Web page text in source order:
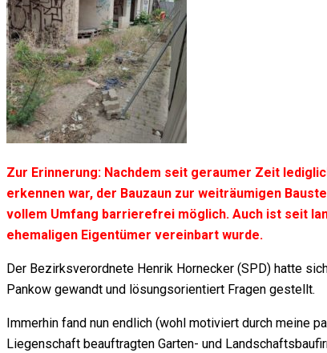
Zur Erinnerung: Nachdem seit geraumer Zeit
erkennen war, der Bauzaun zur weiträumigen
vollem Umfang barrierefrei möglich. Auch ist seit
ehemaligen Eigentümer vereinbart wurde.
Der Bezirksverordnete Henrik Hornecker (SPD) hatte
Pankow gewandt und lösungsorientiert Fragen gestellt.
Immerhin fand nun endlich (wohl motiviert durch meine
Liegenschaft beauftragten Garten- und